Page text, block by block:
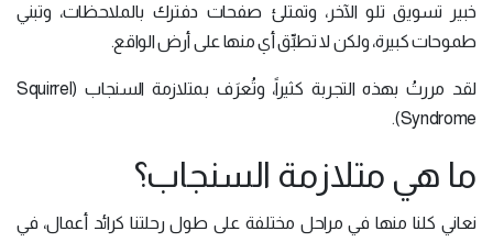
خبير تسويق تلو الآخر، وتمتلئ صفحات دفترك بالملاحظات، وتبني
طموحات كبيرة، ولكن لا تطبِّق أي منها على أرض الواقع.
لقد مررتُ بهذه التجربة كثيراً، وتُعرَف بمتلازمة السنجاب (Squirrel
Syndrome).
ما هي متلازمة السنجاب؟
نعاني كلنا منها في مراحل مختلفة على طول رحلتنا كرائد أعمال، في